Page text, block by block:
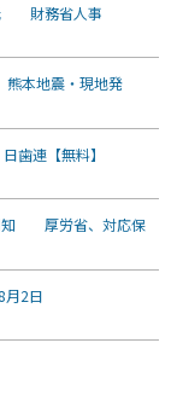
財務省人事
本地震・現地発
連【無料】
知 厚労省、対応保
2日